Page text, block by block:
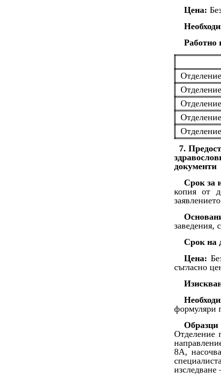
Цена:
Работно
7.
документи
Срок за
копия от
заявлението
заведения,
Срок на
Цена:
съгласно
формуляри
Отделение
8А,
изследване